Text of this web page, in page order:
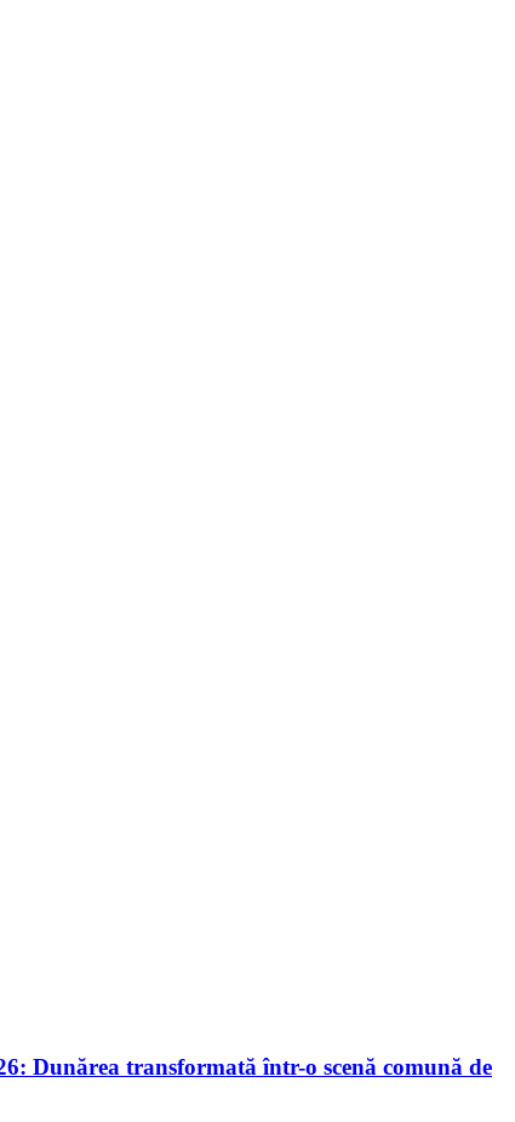
Dunărea transformată într-o scenă comună de